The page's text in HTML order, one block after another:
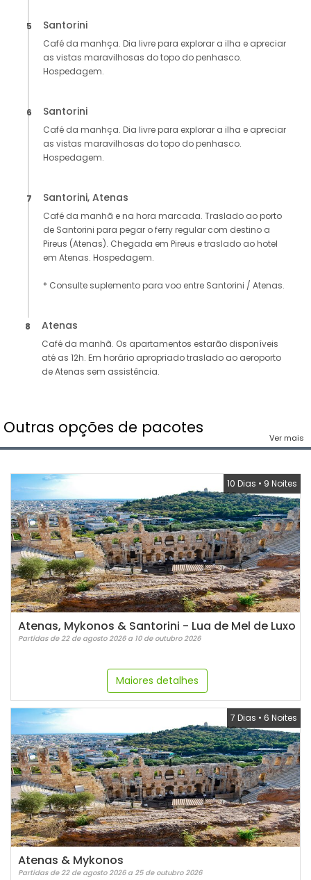
5 Santorini
Café da manhça. Dia livre para explorar a ilha e apreciar
as vistas maravilhosas do topo do penhasco.
Hospedagem.
6 Santorini
Café da manhça. Dia livre para explorar a ilha e apreciar
as vistas maravilhosas do topo do penhasco.
Hospedagem.
7 Santorini, Atenas
Café da manhã e na hora marcada. Traslado ao porto
de Santorini para pegar o ferry regular com destino a
Pireus (Atenas). Chegada em Pireus e traslado ao hotel
em Atenas. Hospedagem.
* Consulte suplemento para voo entre Santorini / Atenas.
8 Atenas
Café da manhã. Os apartamentos estarão disponíveis
até as 12h. Em horário apropriado traslado ao aeroporto
de Atenas sem assistência.
Outras opções de pacotes
Ver mais
10 Dias • 9 Noites
Atenas, Mykonos & Santorini - Lua de Mel de Luxo
Partidas de 22 de agosto 2026 a 10 de outubro 2026
Maiores detalhes
7 Dias • 6 Noites
Atenas & Mykonos
Partidas de 22 de agosto 2026 a 25 de outubro 2026